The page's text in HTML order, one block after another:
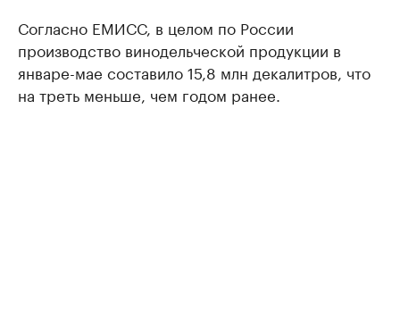
Согласно ЕМИСС, в целом по России
производство винодельческой продукции в
январе-мае составило 15,8 млн декалитров, что
на треть меньше, чем годом ранее.